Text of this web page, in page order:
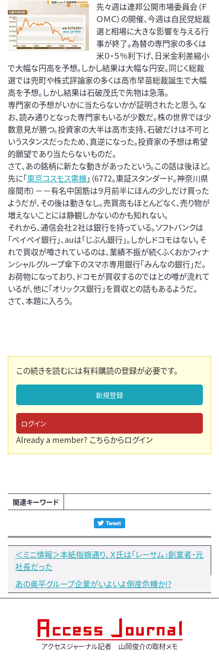
先々週は連邦公開市場委員会（Ｆ
ＯＭＣ）の開催、今週は自民党総裁
選と相場に大きな影響を与える行
事が終了。為替の専門家の多くは
米０・５％利下げ、日米金利差縮小
で大幅な円高を予想。しかし結果は大幅な円安。同じく総裁
選では兜町や株式評論家の多くは高市早苗総裁誕生で大幅
高を予想。しかし結果は石破茂氏で先物は急落。
専門家の予想がいかに当たらないかが証明されたと思う。な
お、読み通りとなった専門家もいるが少数だ。株の世界では少
数意見が勝つ。投資家の大半は高市支持、石破だけは不可と
いうスタンスだったため、真逆になった。投資家の予想は希望
的願望であり当たらないものだ。
さて、あの銘柄に新たな動きがあったという。この話は後ほど。
先に「東京コスモス電機」（6772。東証スタンダード。神奈川県
座間市）－－有名中国筋は９月前半にほんの少しだけ買った
ようだが、その後は動きなし。売買高もほとんどなく、売り物が
増えないことには静観しかないのかも知れない。
それから、通信会社２社は銀行を持っている。ソフトバンクは
「ペイペイ銀行」、auは「じぶん銀行」。しかしドコモはない。そ
れで買収が噂されているのは、業績不振が続くふくおかフィナ
ンシャルグループ傘下のスマホ専用銀行「みんなの銀行」だ。
お荷物になっており、ドコモが買収するのではとの噂が流れて
いるが、他に「オリックス銀行」を買収との話もあるようだ。
さて、本題に入ろう。
この続きを読むには有料購読の登録が必要です。
新規登録
ログイン
Already a member? こちらからログイン
関連キーワード
＜ミニ情報＞本紙指摘通り、Ｘ氏は「レーサム」創業者・元
社長だった
あの奥平グループ企業がいよいよ倒産危機か!?
アクセスジャーナル記者 山岡俊介の取材メモ